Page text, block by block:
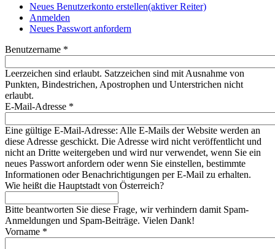
Neues Benutzerkonto erstellen(aktiver Reiter)
Anmelden
Neues Passwort anfordern
Benutzername *
Leerzeichen sind erlaubt. Satzzeichen sind mit Ausnahme von
Punkten, Bindestrichen, Apostrophen und Unterstrichen nicht
erlaubt.
E-Mail-Adresse *
Eine gültige E-Mail-Adresse: Alle E-Mails der Website werden an
diese Adresse geschickt. Die Adresse wird nicht veröffentlicht und
nicht an Dritte weitergeben und wird nur verwendet, wenn Sie ein
neues Passwort anfordern oder wenn Sie einstellen, bestimmte
Informationen oder Benachrichtigungen per E-Mail zu erhalten.
Wie heißt die Hauptstadt von Österreich?
Bitte beantworten Sie diese Frage, wir verhindern damit Spam-
Anmeldungen und Spam-Beiträge. Vielen Dank!
Vorname *